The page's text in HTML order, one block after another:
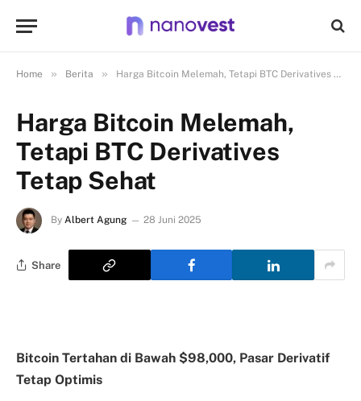
Home » Berita » Harga Bitcoin Melemah, Tetapi BTC Derivatives Tetap Sehat
Harga Bitcoin Melemah,
Tetapi BTC Derivatives
Tetap Sehat
By Albert Agung 28 Juni 2025
Share
Bitcoin Tertahan di Bawah $98,000, Pasar Derivatif
Tetap Optimis